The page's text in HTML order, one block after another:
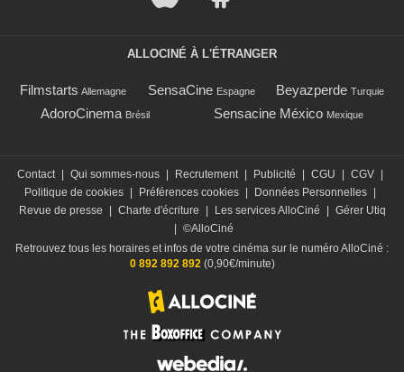
ALLOCINÉ À L'ÉTRANGER
Filmstarts Allemagne SensaCine Espagne Beyazperde Turquie
AdoroCinema Brésil Sensacine México Mexique
Contact Qui sommes-nous Recrutement Publicité CGU CGV
Politique de cookies
Préférences cookies Données Personnelles
Revue de presse
Charte d'écriture Les services AlloCiné
Gérer Utiq
©AlloCiné
Retrouvez tous les horaires et infos de votre cinéma sur le numéro AlloCiné :
0 892 892 892(0,90€/minute)